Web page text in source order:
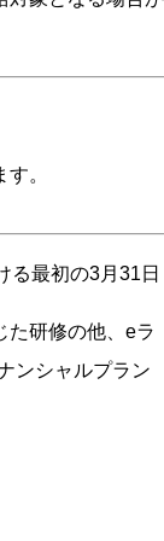
。
る最初の3月31日
た研修の他、eラ
ンシャルプラン